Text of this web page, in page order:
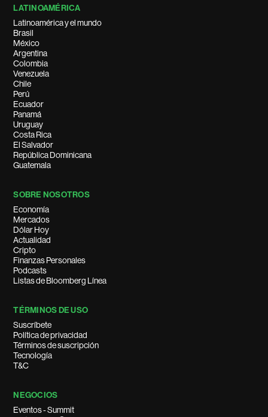
LATINOAMÉRICA
Latinoamérica y el mundo
Brasil
México
Argentina
Colombia
Venezuela
Chile
Perú
Ecuador
Panamá
Uruguay
Costa Rica
El Salvador
República Dominicana
Guatemala
SOBRE NOSOTROS
Economía
Mercados
Dólar Hoy
Actualidad
Cripto
Finanzas Personales
Podcasts
Listas de Bloomberg Línea
TÉRMINOS DE USO
Suscríbete
Política de privacidad
Términos de suscripción
Tecnología
T&C
NEGOCIOS
Eventos - Summit